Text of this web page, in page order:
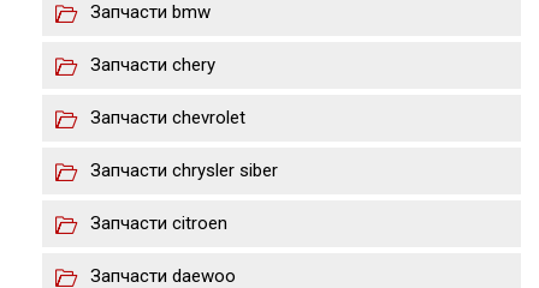
Запчасти bmw
Запчасти chery
Запчасти chevrolet
Запчасти chrysler siber
Запчасти citroen
Запчасти daewoo